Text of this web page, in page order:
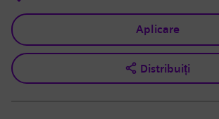
Aplicare
Distribuiți